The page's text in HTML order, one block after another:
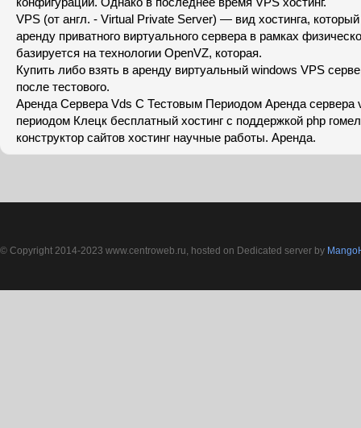
VPS (от англ. - Virtual Private Server) — вид хостинга,
аренду приватного виртуального сервера в рамках
базируется на технологии OpenVZ, которая.
Купить либо взять в аренду виртуальный windows VPS
после тестового.
Аренда Сервера Vds С Тестовым Периодом Аренда сервера
периодом Клецк бесплатный хостинг c поддержкой php
конструктор сайтов хостинг научные работы. Аренда.
© Copyright 2014-2023 www.centroweb.ru, hosted on Dedicated server by